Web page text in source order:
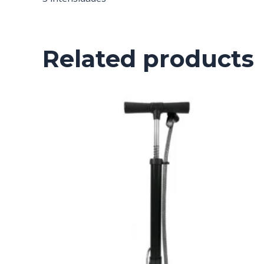
Related products